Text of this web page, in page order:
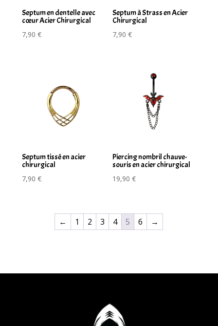
Septum en dentelle avec
cœur Acier Chirurgical
7,90 €
Septum à Strass en Acier
Chirurgical
7,90€
Septum tissé en acier
chirurgical
7,90 €
Piercing nombril chauve-
souris en acier chirurgical
19,90€
← 1 2 3 4 5 6 →